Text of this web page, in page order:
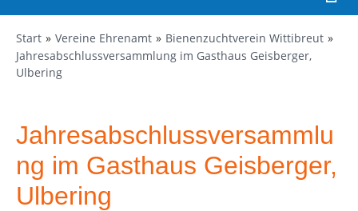
Start Vereine Ehrenamt
Bienenzuchtverein Wittibreut
Jahresabschlussversammlung im Gasthaus Geisberger,
Ulbering
Jahresabschlussversammlu
ng im Gasthaus Geisberger,
Ulbering